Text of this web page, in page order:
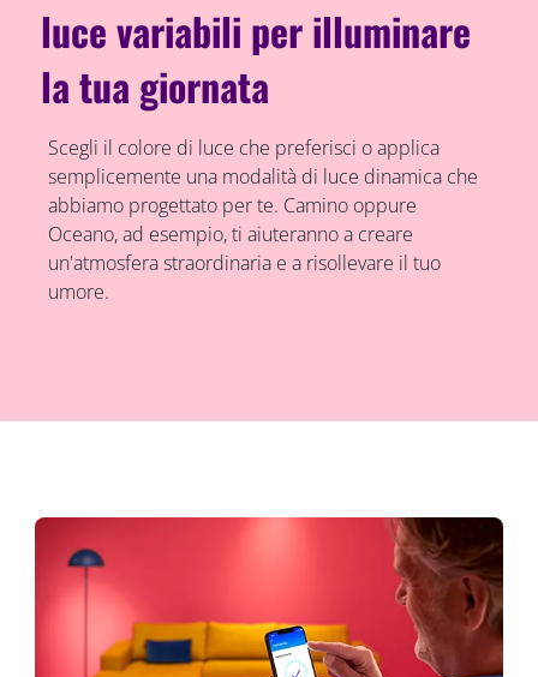
luce variabili per illuminare
la tua giornata
Scegli il colore di luce che preferisci o applica
semplicemente una modalità di luce dinamica che
abbiamo progettato per te. Camino oppure
Oceano, ad esempio, ti aiuteranno a creare
un'atmosfera straordinaria e a risollevare il tuo
umore.